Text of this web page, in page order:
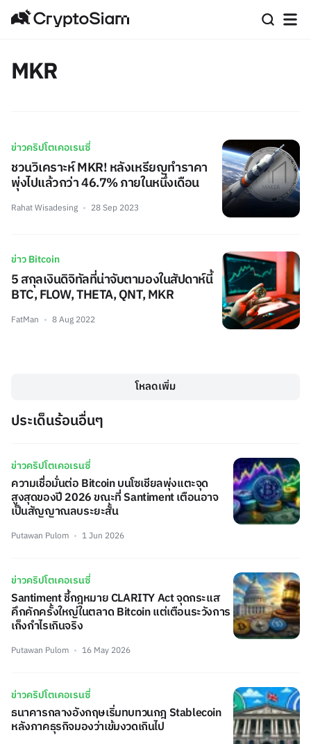
MKR
ข่าวคริปโตเคอเรนซี่
ชวนวิเคราะห์ MKR! หลังเหรียญทำราคา
พุ่งไปแล้วกว่า 46.7% ภายในหนึ่งเดือน
Rahat Wisadesing 28 Sep 2023
ข่าว Bitcoin
5 สกุลเงินดิจิทัลที่น่าจับตามองในสัปดาห์นี้
BTC, FLOW, THETA, QNT, MKR
FatMan 8 Aug 2022
โหลดเพิ่ม
ประเด็นร้อนอื่นๆ
ข่าวคริปโตเคอเรนซี่
ความเชื่อมั่นต่อ Bitcoin บนโซเชียลพุ่งแตะจุด
สูงสุดของปี 2026 ขณะที่ Santiment เตือนอาจ
เป็นสัญญาณลบระยะสั้น
Putawan Pulom 1 Jun 2026
ข่าวคริปโตเคอเรนซี่
Santiment ชี้กฎหมาย CLARITY Act จุดกระแส
คึกคักครั้งใหญ่ในตลาด Bitcoin แต่เตือนระวังการ
เก็งกำไรเกินจริง
Putawan Pulom 16 May 2026
ข่าวคริปโตเคอเรนซี่
ธนาคารกลางอังกฤษเริ่มทบทวนกฎ Stablecoin
หลังภาคธุรกิจมองว่าเข้มงวดเกินไป